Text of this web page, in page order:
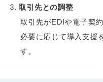
取引先との調整
取引先がEDIや電子契
必要に応じて導入支援
す。